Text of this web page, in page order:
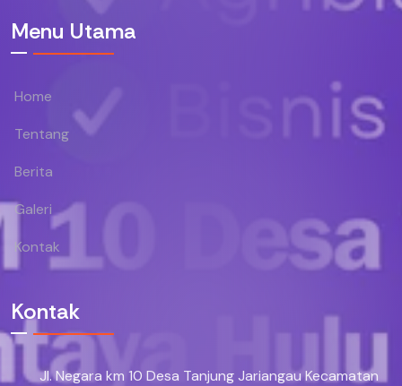
Menu Utama
Home
Tentang
Berita
Galeri
Kontak
Kontak
Jl. Negara km 10 Desa Tanjung Jariangau Kecamatan